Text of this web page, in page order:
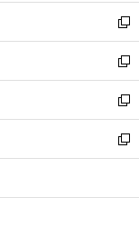
く
で
開
く
ン
ド
ウ
で
開
く
し
い
ウ
ィ
ン
ド
ウ
で
開
新
し
い
ウ
ィ
ン
ド
ウ
開
新
し
い
ウ
ィ
ン
ウ
新
し
い
ウ
ン
新
し
ウ